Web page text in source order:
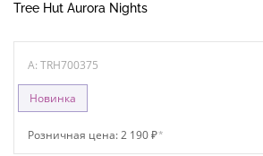
Tree Hut Aurora Nights
A: TRH700375
Новинка
Розничная цена: 2 190 ₽*